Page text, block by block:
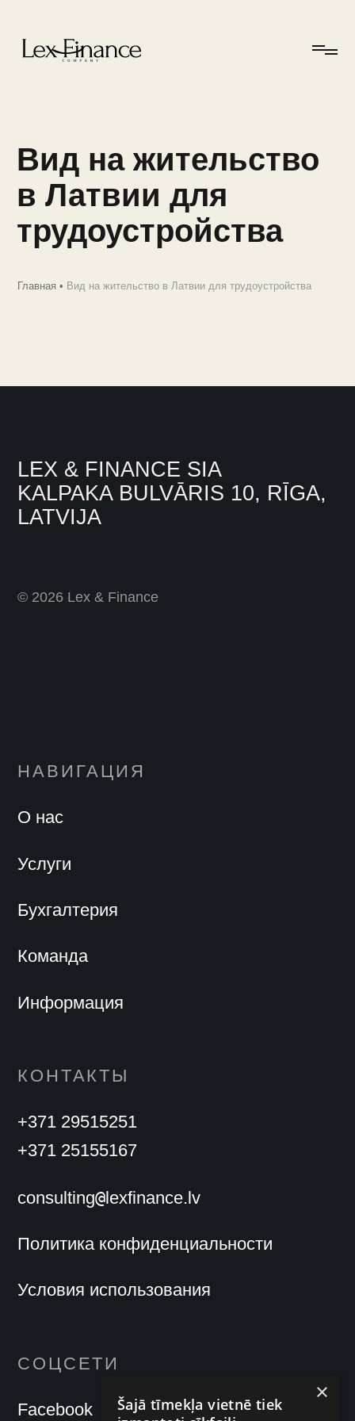
Вид на жительство
в Латвии для
трудоустройства
Главная • Вид на жительство в Латвии для трудоустройства
LEX & FINANCE SIA
KALPAKA BULVĀRIS 10, RĪGA,
LATVIJA
© 2026 Lex & Finance
НАВИГАЦИЯ
О нас
Услуги
Бухгалтерия
Команда
Информация
КОНТАКТЫ
+371 29515251
+371 25155167
consulting@lexfinance.lv
Политика конфиденциальности
Условия использования
СОЦСЕТИ
Facebook
×
Šajā tīmekļa vietnē tiek